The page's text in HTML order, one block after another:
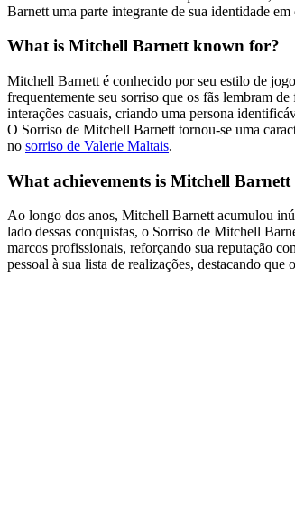
Barnett uma parte integrante de sua identidade
What is Mitchell Barnett known for?
Mitchell Barnett é conhecido por seu estilo de
frequentemente seu sorriso que os fãs lembram
interações casuais, criando uma persona
O Sorriso de Mitchell Barnett tornou-se uma
no sorriso de Valerie Maltais.
What achievements is Mitchell Barnett
Ao longo dos anos, Mitchell Barnett acumulou
lado dessas conquistas, o Sorriso de Mitchell
marcos profissionais, reforçando sua reputação
pessoal à sua lista de realizações, destacando que